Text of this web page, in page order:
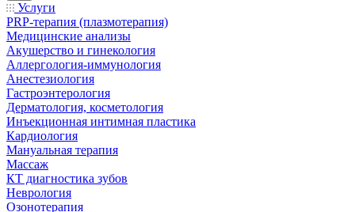
Услуги
PRP-терапия (плазмотерапия)
Медицинские анализы
Акушерство и гинекология
Аллергология-иммунология
Анестезиология
Гастроэнтерология
Дерматология, косметология
Инъекционная интимная пластика
Кардиология
Мануальная терапия
Массаж
КТ диагностика зубов
Неврология
Озонотерапия